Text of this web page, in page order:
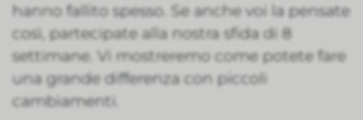
hanno fallito spesso. Se anche voi la pensate
così, partecipate alla nostra sfida di 8
settimane. Vi mostreremo come potete fare
una grande differenza con piccoli
cambiamenti.